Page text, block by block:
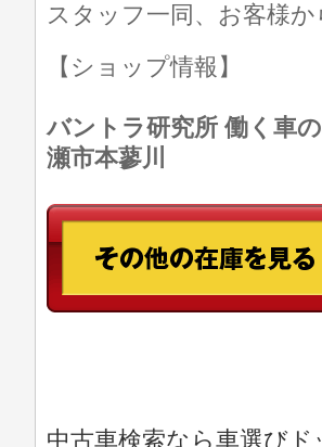
スタッフ一同、お客様
【ショップ情報】
バントラ研究所 働く車
瀬市本蓼川
中古車検索なら車選びド